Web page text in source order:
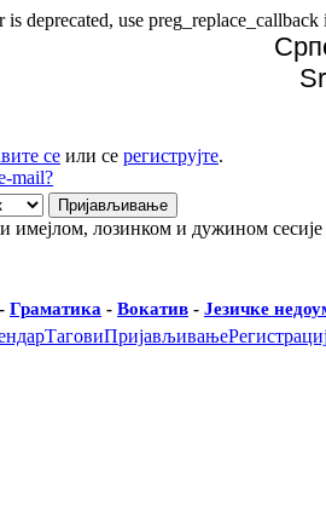
deprecated, use
се или се региструјте.
mail?
имејлом, лозинком и дужином сесије
- Граматика - Вокатив - Језичке
ТаговиПријављивање